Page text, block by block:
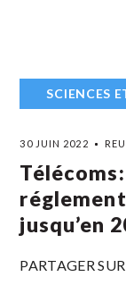
SCIENCES
30 JUIN 2022
Télécoms:
jusqu’en
PARTAGER